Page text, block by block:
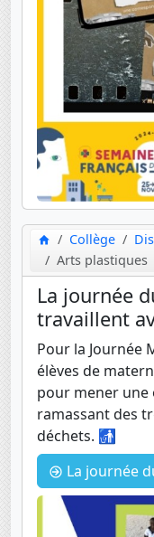
Collège
Arts plastiques
La journée
travaillent
Pour la Journée
élèves de
pour mener
ramassant des
déchets. 🚮
La journée du